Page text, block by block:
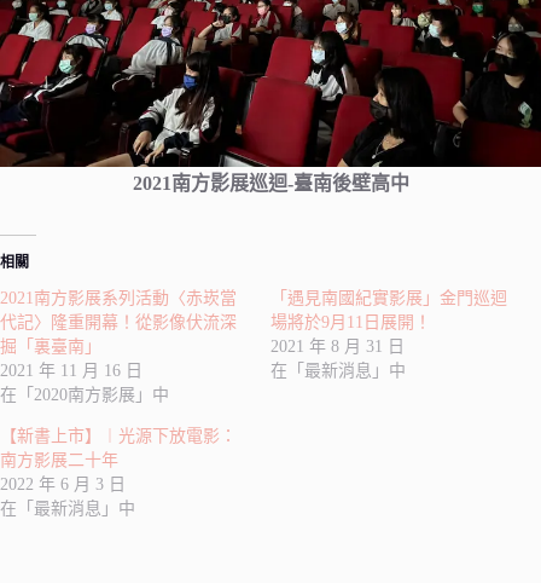
2021南方影展巡迴-臺南後壁高中
相關
2021南方影展系列活動〈赤崁當
代記〉隆重開幕！從影像伏流深
掘「裏臺南」
2021 年 11 月 16 日
在「2020南方影展」中
「遇見南國紀實影展」金門巡迴
場將於9月11日展開！
2021 年 8 月 31 日
在「最新消息」中
【新書上市】︱光源下放電影：
南方影展二十年
2022 年 6 月 3 日
在「最新消息」中